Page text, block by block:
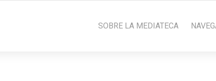
SOBRE LA MEDIATECA